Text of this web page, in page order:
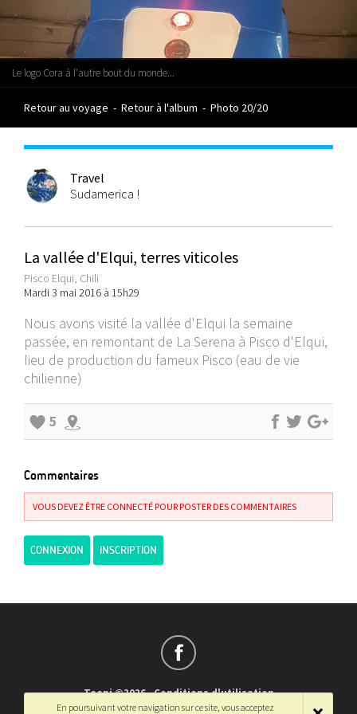
Le logo Cora à l'autre bout du monde...
Retour au voyage - Retour à l'album - Photo 20/20
Travel
Sudamerica !
La vallée d'Elqui, terres viticoles
Pisco Elqui, Chili
Mardi 3 mai 2016 à 15h29
Nous avons visité la vallée d'Elqui la semaine
passée, en remontant de La Serena à Pisco d'Elqui,
lieu de production du fameux Pisco (eau de vie
chilienne)
5
Commentaires
VOUS DEVEZ ÊTRE CONNECTÉ POUR POSTER DES COMMENTAIRES
CONNEXION INSCRIPTION
Teepi ©2026-Conditions d'utilisation
En poursuivant votre navigation sur ce site, vous acceptez